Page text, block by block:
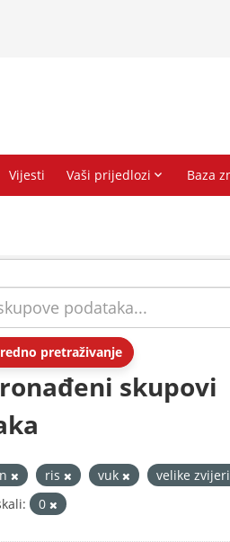
pretraživanje
skupovi
ris vuk velike zvijeri
0